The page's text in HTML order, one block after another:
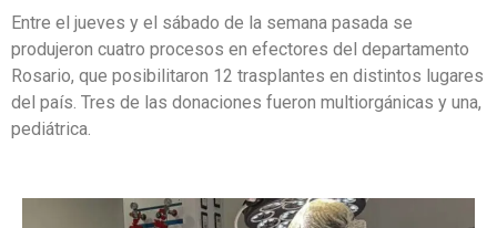
Entre el jueves y el sábado de la semana pasada se
produjeron cuatro procesos en efectores del departamento
Rosario, que posibilitaron 12 trasplantes en distintos lugares
del país. Tres de las donaciones fueron multiorgánicas y una,
pediátrica.